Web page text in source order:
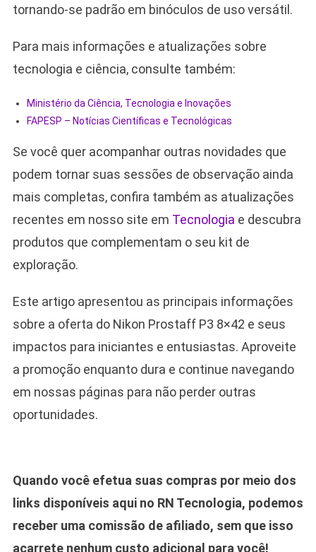
tornando-se padrão em binóculos de uso versátil.
Para mais informações e atualizações sobre
tecnologia e ciência, consulte também:
Ministério da Ciência, Tecnologia e Inovações
FAPESP – Notícias Científicas e Tecnológicas
Se você quer acompanhar outras novidades que
podem tornar suas sessões de observação ainda
mais completas, confira também as atualizações
recentes em nosso site em Tecnologia e descubra
produtos que complementam o seu kit de
exploração.
Este artigo apresentou as principais informações
sobre a oferta do Nikon Prostaff P3 8×42 e seus
impactos para iniciantes e entusiastas. Aproveite
a promoção enquanto dura e continue navegando
em nossas páginas para não perder outras
oportunidades.
Quando você efetua suas compras por meio dos
links disponíveis aqui no RN Tecnologia, podemos
receber uma comissão de afiliado, sem que isso
acarrete nenhum custo adicional para você!